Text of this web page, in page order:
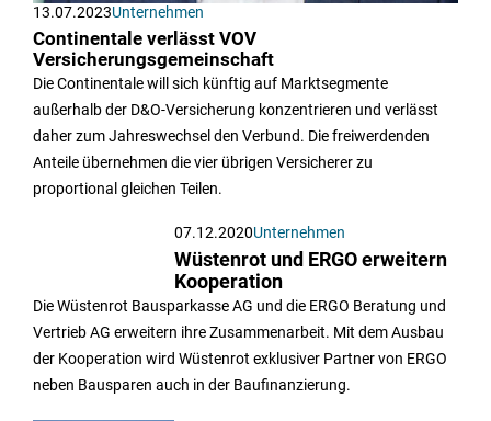
13.07.2023Unternehmen
Continentale verlässt VOV
Versicherungsgemeinschaft
Die Continentale will sich künftig auf Marktsegmente
außerhalb der D&O-Versicherung konzentrieren und verlässt
daher zum Jahreswechsel den Verbund. Die freiwerdenden
Anteile übernehmen die vier übrigen Versicherer zu
proportional gleichen Teilen.
07.12.2020Unternehmen
Wüstenrot und ERGO erweitern
Kooperation
Die Wüstenrot Bausparkasse AG und die ERGO Beratung und
Vertrieb AG erweitern ihre Zusammenarbeit. Mit dem Ausbau
der Kooperation wird Wüstenrot exklusiver Partner von ERGO
neben Bausparen auch in der Baufinanzierung.